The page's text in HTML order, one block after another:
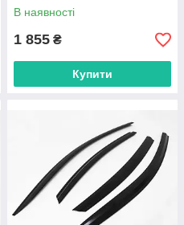
VL-STAR Тайвань
В наявності
1 855 ₴
Купити